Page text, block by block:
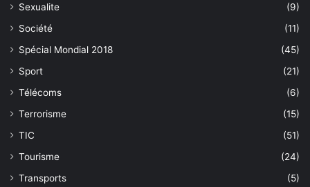
Sexualite
(9)
Société
(11)
Spécial Mondial 2018
(45)
Sport
(21)
Télécoms
(6)
Terrorisme
(15)
TIC
(51)
Tourisme
(24)
Transports
(5)